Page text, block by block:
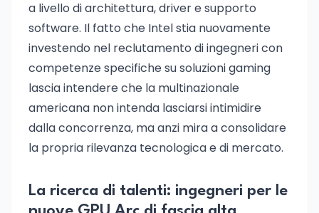
a livello di architettura, driver e supporto
software. Il fatto che Intel stia nuovamente
investendo nel reclutamento di ingegneri con
competenze specifiche su soluzioni gaming
lascia intendere che la multinazionale
americana non intenda lasciarsi intimidire
dalla concorrenza, ma anzi mira a consolidare
la propria rilevanza tecnologica e di mercato.
La ricerca di talenti: ingegneri per le